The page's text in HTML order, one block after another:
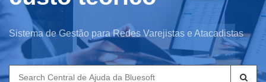
Sistema de Gestão para Redes Varejistas e Atacadistas
Search